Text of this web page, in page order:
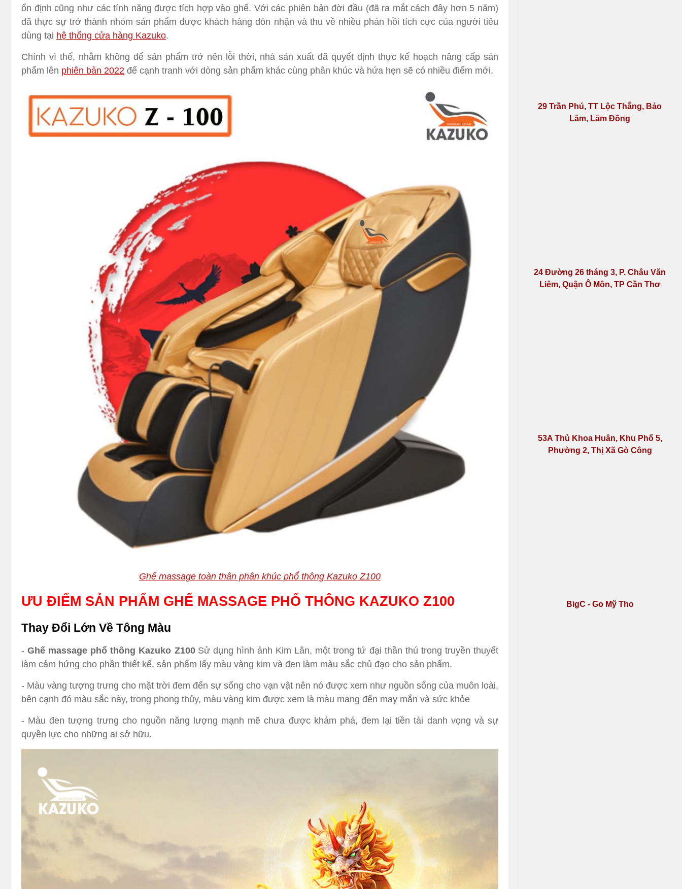
ổn định cũng như các tính năng được tích hợp vào ghế. Với các phiên bản đời đầu (đã ra mắt cách đây hơn 5 năm)
đã thực sự trở thành nhóm sản phẩm được khách hàng đón nhận và thu về nhiều phản hồi tích cực của người tiêu
dùng tại hệ thống cửa hàng Kazuko.
Chính vì thế, nhằm không để sản phẩm trở nên lỗi thời, nhà sản xuất đã quyết định thực kế hoạch nâng cấp sản
phẩm lên phiên bản 2022 để cạnh tranh với dòng sản phẩm khác cùng phân khúc và hứa hẹn sẽ có nhiều điểm mới.
Ghế massage toàn thân phân khúc phổ thông Kazuko Z100
ƯU ĐIỂM SẢN PHẨM GHẾ MASSAGE PHỔ THÔNG KAZUKO Z100
Thay Đổi Lớn Về Tông Màu
-Ghế massage phổ thông Kazuko Z100 Sử dụng hình ảnh Kim Lân, một trong tứ đại thần thú trong truyền thuyết
làm cảm hứng cho phần thiết kế, sản phẩm lấy màu vàng kim và đen làm màu sắc chủ đạo cho sản phẩm.
- Màu vàng tượng trưng cho mặt trời đem đến sự sống cho vạn vật nên nó được xem như nguồn sống của muôn loài,
bên cạnh đó màu sắc này, trong phong thủy, màu vàng kim được xem là màu mang đến may mắn và sức khỏe
- Màu đen tượng trưng cho nguồn năng lượng mạnh mẽ chưa được khám phá, đem lại tiền tài danh vọng và sự
quyền lực cho những ai sở hữu.
29 Trần Phú, TT Lộc Thắng, Bảo
Lâm, Lâm Đồng
24 Đường 26 tháng 3, P. Châu Văn
Liêm, Quận Ô Môn, TP Cần Thơ
53A Thủ Khoa Huân, Khu Phố 5,
Phường 2, Thị Xã Gò Công
BigC - Go Mỹ Tho